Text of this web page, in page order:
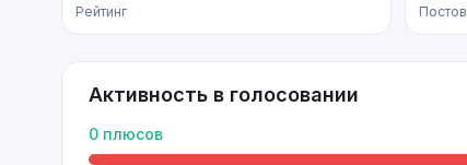
Рейтинг Постов
Активность в голосовании
0 плюсов